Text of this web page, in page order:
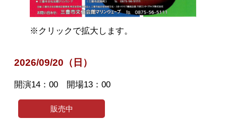
※クリックで拡大します。
2026/09/20（日）
開演14：00 開場13：00
販売中